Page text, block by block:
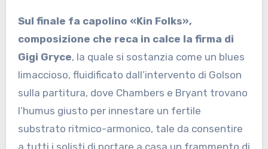
Sul finale fa capolino «Kin Folks»,
composizione che reca in calce la firma di
Gigi Gryce, la quale si sostanzia come un blues
limaccioso, fluidificato dall’intervento di Golson
sulla partitura, dove Chambers e Bryant trovano
l’humus giusto per innestare un fertile
substrato ritmico-armonico, tale da consentire